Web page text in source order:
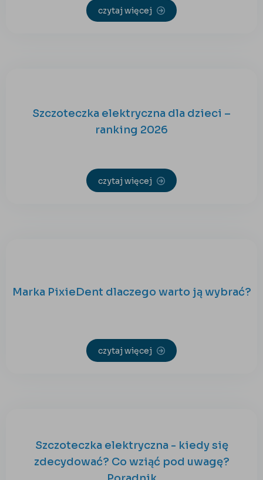
czytaj więcej
Szczoteczka elektryczna dla dzieci –
ranking 2026
czytaj więcej
Marka PixieDent dlaczego warto ją wybrać?
czytaj więcej
Szczoteczka elektryczna - kiedy się
zdecydować? Co wziąć pod uwagę?